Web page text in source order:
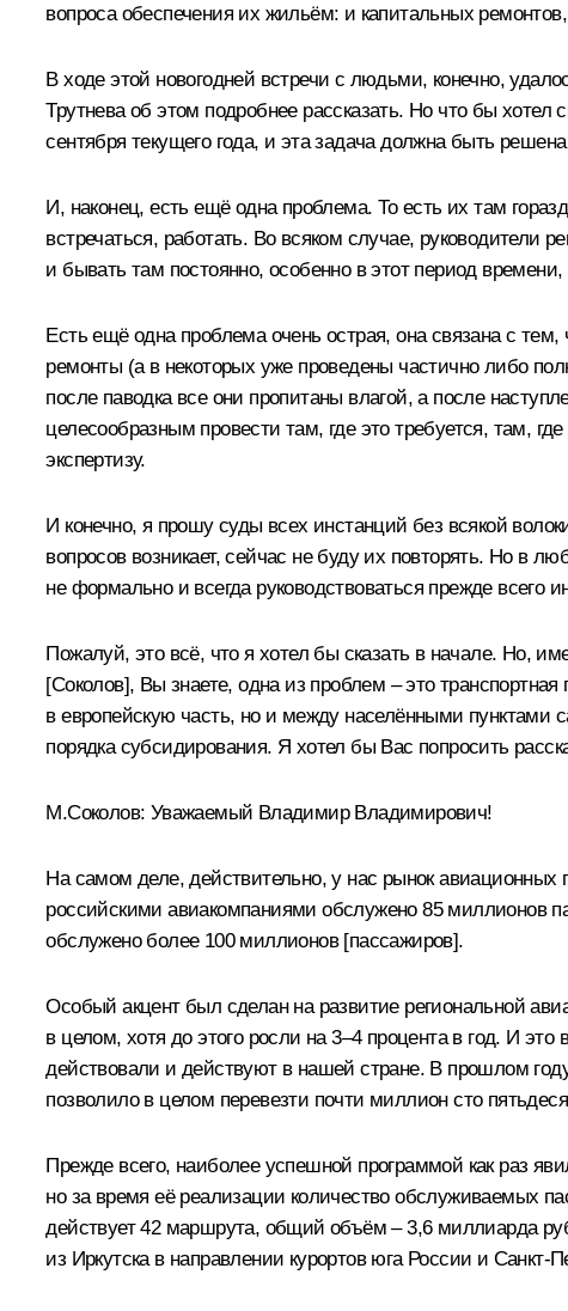
вопроса обеспечения их жильём: и капитальных
В ходе этой новогодней встречи с людьми, конечно,
Трутнева об этом подробнее рассказать. Но что бы хотел
сентября текущего года, и эта задача должна быть
И, наконец, есть ещё одна проблема. То есть их там
встречаться, работать. Во всяком случае,
и бывать там постоянно, особенно в этот период
Есть ещё одна проблема очень острая, она связана с
ремонты (а в некоторых уже проведены частично либо
после паводка все они пропитаны влагой, а после
целесообразным провести там, где это требуется, там,
экспертизу.
И конечно, я прошу суды всех инстанций без всякой
вопросов возникает, сейчас не буду их повторять. Но в
не формально и всегда руководствоваться прежде всего
Пожалуй, это всё, что я хотел бы сказать в начале. Но,
[Соколов], Вы знаете, одна из проблем – это
в европейскую часть, но и между населёнными пунктами
порядка субсидирования. Я хотел бы Вас попросить
М.Соколов: Уважаемый Владимир Владимирович!
На самом деле, действительно, у нас рынок авиационных
российскими авиакомпаниями обслужено 85 миллионов
обслужено более 100 миллионов [пассажиров].
Особый акцент был сделан на развитие региональной
в целом, хотя до этого росли на 3–4 процента в год. И
действовали и действуют в нашей стране. В прошлом
позволило в целом перевезти почти миллион сто
Прежде всего, наиболее успешной программой как раз
но за время её реализации количество обслуживаемых
действует 42 маршрута, общий объём – 3,6 миллиарда
из Иркутска в направлении курортов юга России и Санкт-